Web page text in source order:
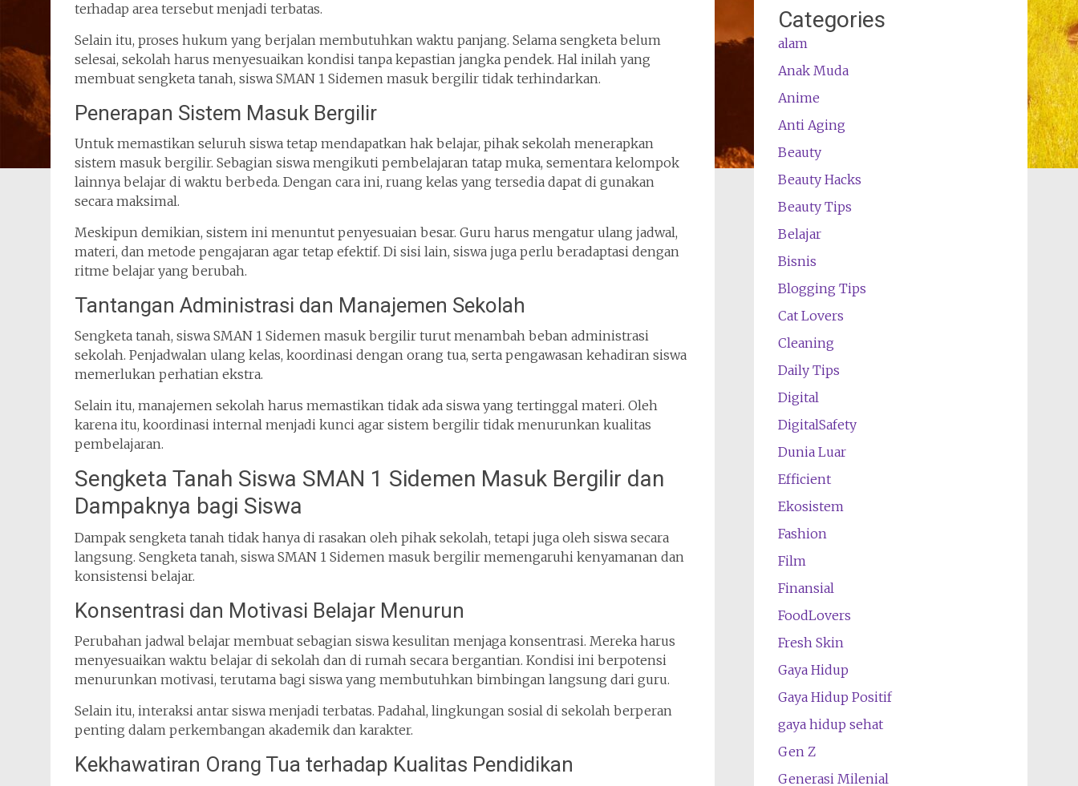
terhadap area tersebut menjadi terbatas.
Selain itu, proses hukum yang berjalan membutuhkan waktu panjang. Selama sengketa belum
selesai, sekolah harus menyesuaikan kondisi tanpa kepastian jangka pendek. Hal inilah yang
membuat sengketa tanah, siswa SMAN 1 Sidemen masuk bergilir tidak terhindarkan.
Penerapan Sistem Masuk Bergilir
Untuk memastikan seluruh siswa tetap mendapatkan hak belajar, pihak sekolah menerapkan
sistem masuk bergilir. Sebagian siswa mengikuti pembelajaran tatap muka, sementara kelompok
lainnya belajar di waktu berbeda. Dengan cara ini, ruang kelas yang tersedia dapat di gunakan
secara maksimal.
Meskipun demikian, sistem ini menuntut penyesuaian besar. Guru harus mengatur ulang jadwal,
materi, dan metode pengajaran agar tetap efektif. Di sisi lain, siswa juga perlu beradaptasi dengan
ritme belajar yang berubah.
Tantangan Administrasi dan Manajemen Sekolah
Sengketa tanah, siswa SMAN 1 Sidemen masuk bergilir turut menambah beban administrasi
sekolah. Penjadwalan ulang kelas, koordinasi dengan orang tua, serta pengawasan kehadiran siswa
memerlukan perhatian ekstra.
Selain itu, manajemen sekolah harus memastikan tidak ada siswa yang tertinggal materi. Oleh
karena itu, koordinasi internal menjadi kunci agar sistem bergilir tidak menurunkan kualitas
pembelajaran.
Sengketa Tanah Siswa SMAN 1 Sidemen Masuk Bergilir dan
Dampaknya bagi Siswa
Dampak sengketa tanah tidak hanya di rasakan oleh pihak sekolah, tetapi juga oleh siswa secara
langsung. Sengketa tanah, siswa SMAN 1 Sidemen masuk bergilir memengaruhi kenyamanan dan
konsistensi belajar.
Konsentrasi dan Motivasi Belajar Menurun
Perubahan jadwal belajar membuat sebagian siswa kesulitan menjaga konsentrasi. Mereka harus
menyesuaikan waktu belajar di sekolah dan di rumah secara bergantian. Kondisi ini berpotensi
menurunkan motivasi, terutama bagi siswa yang membutuhkan bimbingan langsung dari guru.
Selain itu, interaksi antar siswa menjadi terbatas. Padahal, lingkungan sosial di sekolah berperan
penting dalam perkembangan akademik dan karakter.
Kekhawatiran Orang Tua terhadap Kualitas Pendidikan
Categories
alam
Anak Muda
Anime
Anti Aging
Beauty
Beauty Hacks
Beauty Tips
Belajar
Bisnis
Blogging Tips
Cat Lovers
Cleaning
Daily Tips
Digital
DigitalSafety
Dunia Luar
Efficient
Ekosistem
Fashion
Film
Finansial
FoodLovers
Fresh Skin
Gaya Hidup
Gaya Hidup Positif
gaya hidup sehat
Gen Z
Generasi Milenial